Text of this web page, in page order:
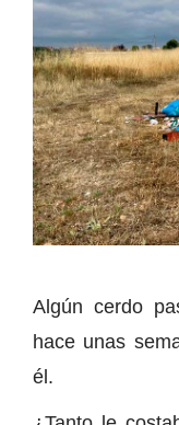
Algún cerdo
hace unas
él.